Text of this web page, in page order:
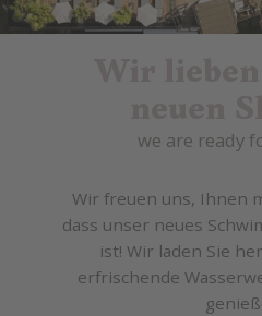
we are ready
Wir freuen uns, Ihnen
dass unser neues
ist! Wir laden Sie
erfrischende